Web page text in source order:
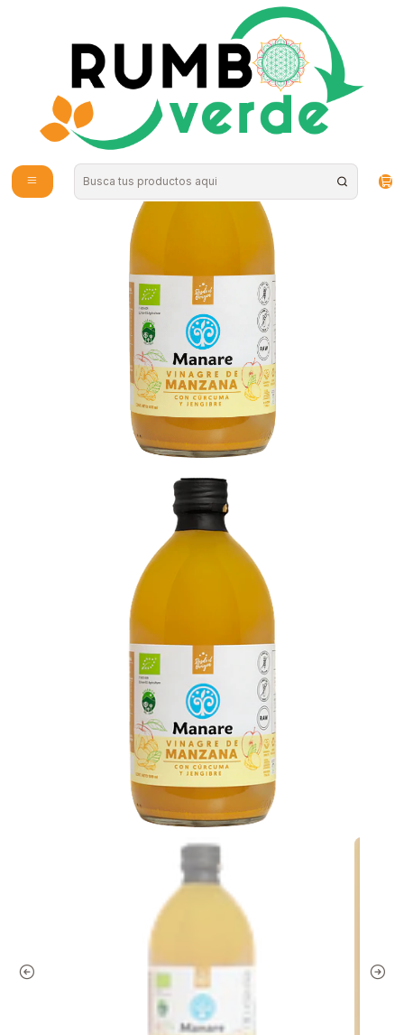
Envío gratis por compras sobre los 59.990 en la provincia de Santiago
Manare - Vinagre de Manzana con Cúrcuma y Jengibre 500ml